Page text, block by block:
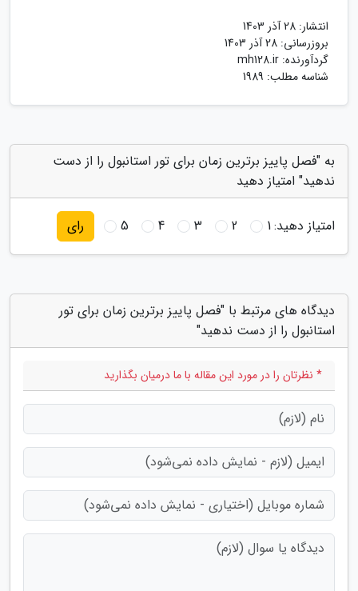
انتشار: 28 آذر 1403
بروزرسانی: 28 آذر 1403
گردآورنده: mh128.ir
شناسه مطلب: 1989
به "فصل پاییز برترین زمان برای تور استانبول را از دست
ندهید" امتیاز دهید
امتیاز دهید:1
2
3
4
5 رای
دیدگاه های مرتبط با "فصل پاییز برترین زمان برای تور
استانبول را از دست ندهید"
* نظرتان را در مورد این مقاله با ما درمیان بگذارید